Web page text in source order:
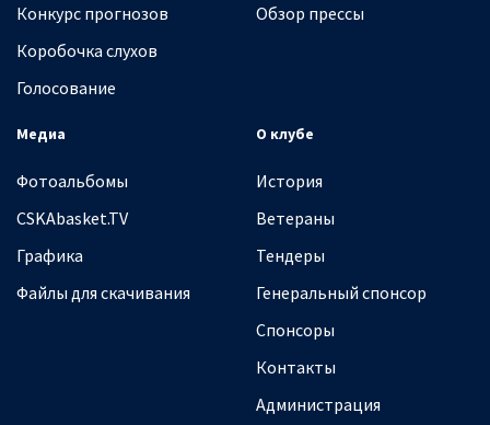
Конкурс прогнозов
Коробочка слухов
Голосование
Обзор прессы
Медиа
Фотоальбомы
CSKAbasket.TV
Графика
Файлы для скачивания
О клубе
История
Ветераны
Тендеры
Генеральный спонсор
Спонсоры
Контакты
Администрация